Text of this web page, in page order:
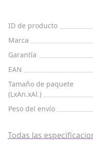
ID de producto
Marca
Garantía
EAN
Tamaño de paquete
(LxAn.xAl.)
Peso del envío
Todas las